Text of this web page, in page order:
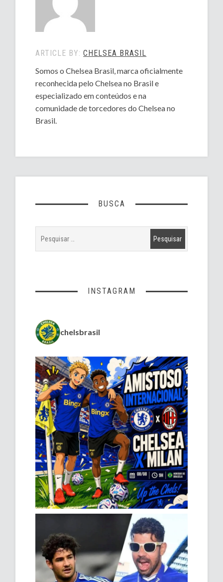
ARTICLE BY:CHELSEA BRASIL
Somos o Chelsea Brasil, marca oficialmente
reconhecida pelo Chelsea no Brasil e
especializado em conteúdos e na
comunidade de torcedores do Chelsea no
Brasil.
BUSCA
INSTAGRAM
chelsbrasil